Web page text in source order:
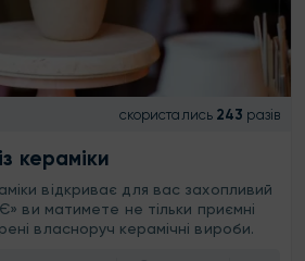
скористались 243 разів
кераміки
відкриває для вас захопливий
ви матимете не тільки приємні
власноруч керамічні вироби.